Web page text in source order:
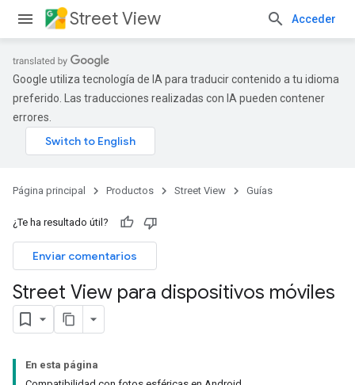
Street View Acceder
Google utiliza tecnología de IA para traducir contenido a tu idioma
preferido. Las traducciones realizadas con IA pueden contener
errores.
Página principal Productos Street View Guías
¿Te ha resultado útil?
Enviar comentarios
Street View para dispositivos móviles
En esta página